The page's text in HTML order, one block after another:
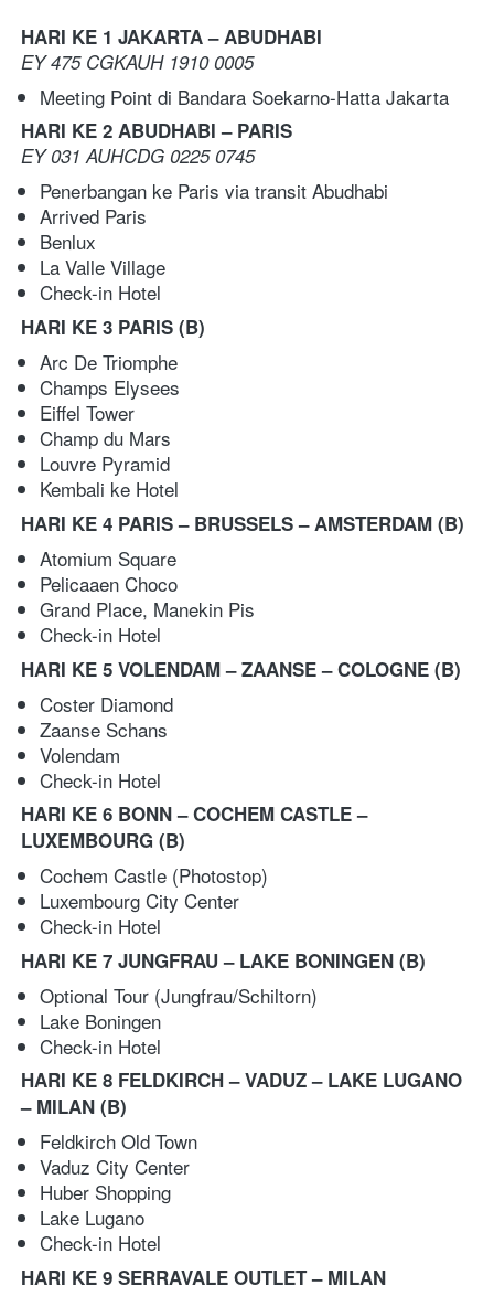
HARI KE 1 JAKARTA – ABUDHABI
EY 475 CGKAUH 1910 0005
Meeting Point di Bandara Soekarno-Hatta Jakarta
HARI KE 2 ABUDHABI – PARIS
EY 031 AUHCDG 0225 0745
Penerbangan ke Paris via transit Abudhabi
Arrived Paris
Benlux
La Valle Village
Check-in Hotel
HARI KE 3 PARIS (B)
Arc De Triomphe
Champs Elysees
Eiffel Tower
Champ du Mars
Louvre Pyramid
Kembali ke Hotel
HARI KE 4 PARIS – BRUSSELS – AMSTERDAM (B)
Atomium Square
Pelicaaen Choco
Grand Place, Manekin Pis
Check-in Hotel
HARI KE 5 VOLENDAM – ZAANSE – COLOGNE (B)
Coster Diamond
Zaanse Schans
Volendam
Check-in Hotel
HARI KE 6 BONN – COCHEM CASTLE –
LUXEMBOURG (B)
Cochem Castle (Photostop)
Luxembourg City Center
Check-in Hotel
HARI KE 7 JUNGFRAU – LAKE BONINGEN (B)
Optional Tour (Jungfrau/Schiltorn)
Lake Boningen
Check-in Hotel
HARI KE 8 FELDKIRCH – VADUZ – LAKE LUGANO
– MILAN (B)
Feldkirch Old Town
Vaduz City Center
Huber Shopping
Lake Lugano
Check-in Hotel
HARI KE 9 SERRAVALE OUTLET – MILAN